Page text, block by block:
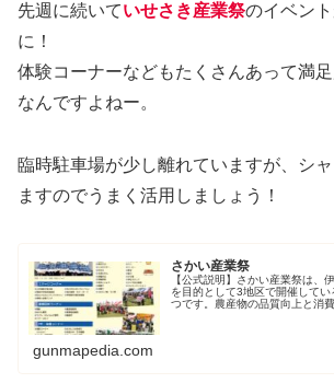
先週に続いていせさき産業祭のイベン
に！
体験コーナーなどもたくさんあって満
なんですよねー。
臨時駐車場が少し離れていますが、シ
ますのでうまく活用しましょう！
さかい産業祭
【公式説明】さかい産業祭は、
を目的として3地区で開催して
つです。農産物の品質向上と消
gunmapedia.com